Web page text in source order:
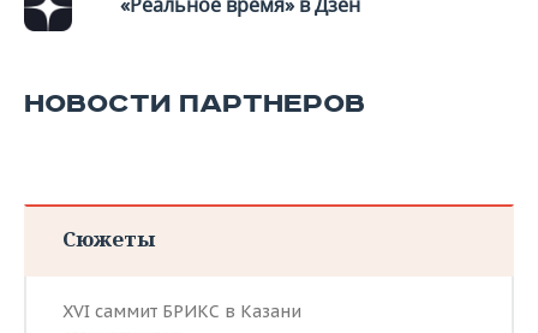
НОВОСТИ ПАРТНЕРОВ
Сюжеты
XVI саммит БРИКС в Казани